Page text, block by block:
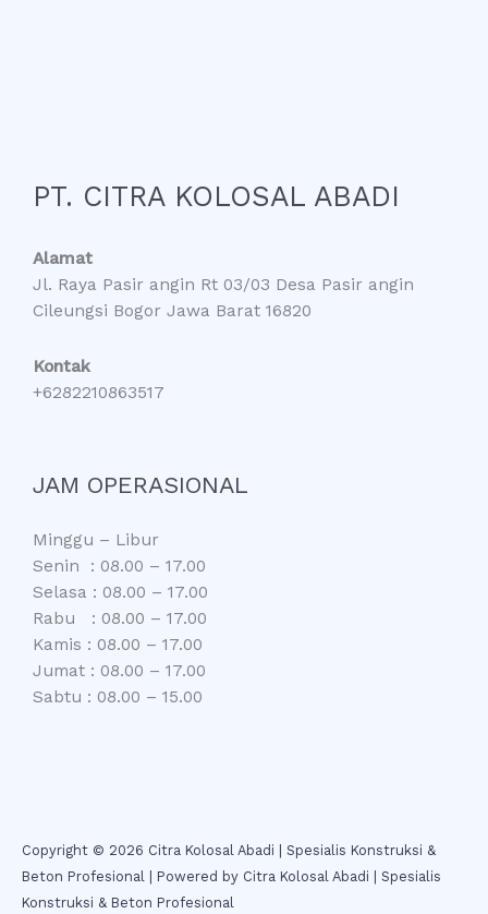
PT. CITRA KOLOSAL ABADI
Alamat
Jl. Raya Pasir angin Rt 03/03 Desa Pasir angin
Cileungsi Bogor Jawa Barat 16820
Kontak
+6282210863517
JAM OPERASIONAL
Minggu – Libur
Senin : 08.00 – 17.00
Selasa : 08.00 – 17.00
Rabu : 08.00 – 17.00
Kamis : 08.00 – 17.00
Jumat : 08.00 – 17.00
Sabtu : 08.00 – 15.00
Copyright © 2026 Citra Kolosal Abadi | Spesialis Konstruksi &
Beton Profesional | Powered by Citra Kolosal Abadi | Spesialis
Konstruksi & Beton Profesional